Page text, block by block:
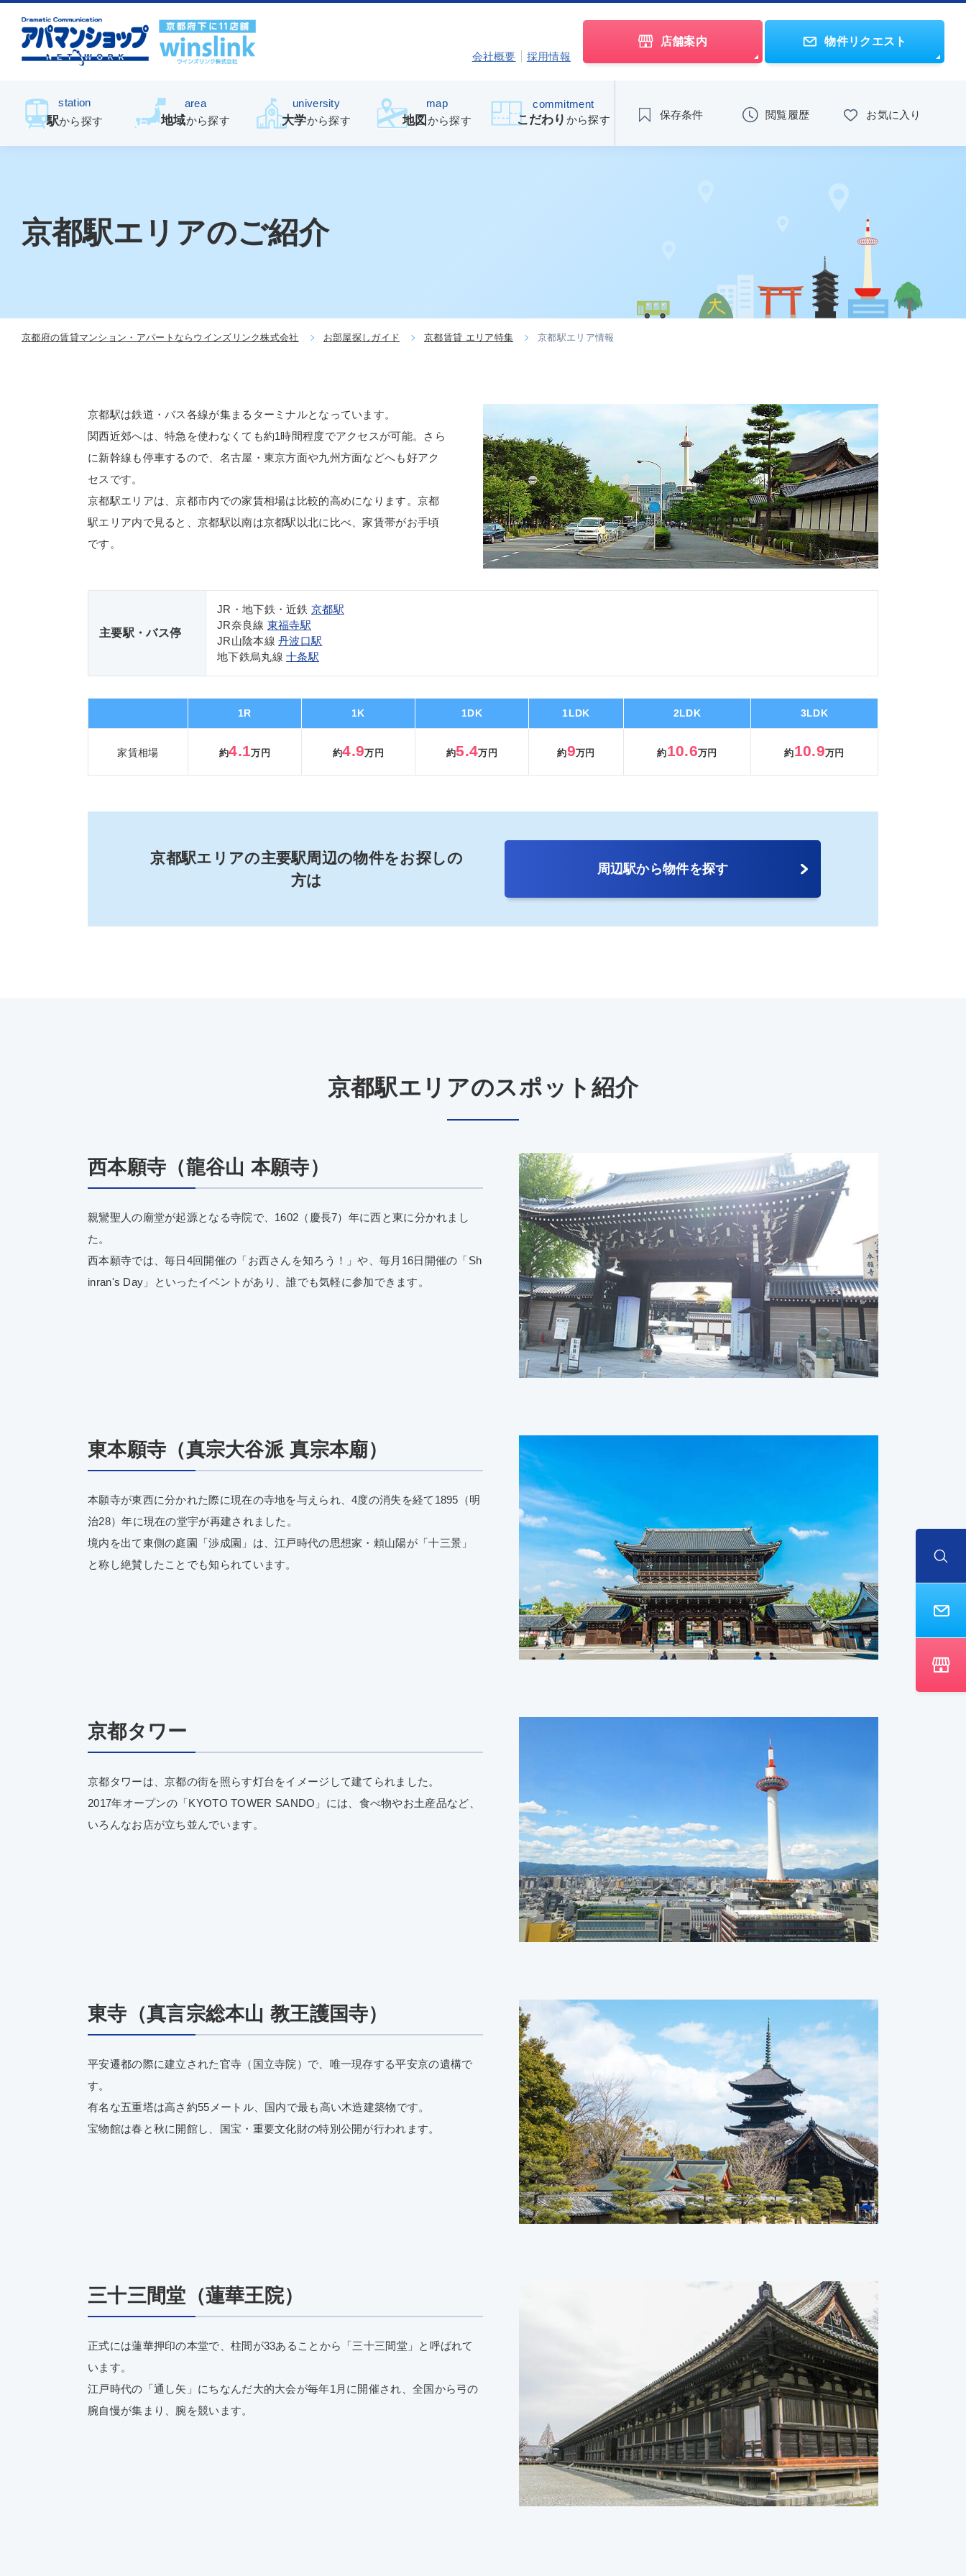
会社概要 採用情報
店舗案内 物件リクエスト
station
駅から探す
area
地域から探す
university
大学から探す
map
地図 から探す
commitment
こだわり から探す 保存条件 閲覧履歴 お気に入り
京都駅エリアのご紹介
京都府の賃貸マンション・アパートならウインズリンク株式会社 お部屋探しガイド 京都賃貸 エリア特集 京都駅エリア情報
京都駅は鉄道・バス各線が集まるターミナルとなっています。
関西近郊へは、特急を使わなくても約1時間程度でアクセスが可能。さら
に新幹線も停車するので、名古屋・東京方面や九州方面などへも好アク
セスです。
京都駅エリアは、京都市内での家賃相場は比較的高めになります。京都
駅エリア内で見ると、京都駅以南は京都駅以北に比べ、家賃帯がお手頃
です。
主要駅・バス停
JR・地下鉄・近鉄 京都駅
JR奈良線 東福寺駅
JR山陰本線丹波口駅
地下鉄烏丸線十条駅
1R 1K 1DK 1LDK 2LDK 3LDK
家賃相場 約4.1万円 約4.9万円 約5.4万円 約9万円 約10.6万円 約10.9万円
京都駅エリアの主要駅周辺の物件をお探しの
方は
周辺駅から物件を探す
京都駅エリアのスポット紹介
西本願寺（龍谷山 本願寺）
親鸞聖人の廟堂が起源となる寺院で、1602（慶長7）年に西と東に分かれまし
た。
西本願寺では、毎日4回開催の「お西さんを知ろう！」や、毎月16日開催の「Sh
inran's Day」といったイベントがあり、誰でも気軽に参加できます。
東本願寺（真宗大谷派 真宗本廟）
本願寺が東西に分かれた際に現在の寺地を与えられ、4度の消失を経て1895（明
治28）年に現在の堂宇が再建されました。
境内を出て東側の庭園「渉成園」は、江戸時代の思想家・頼山陽が「十三景」
と称し絶賛したことでも知られています。
京都タワー
京都タワーは、京都の街を照らす灯台をイメージして建てられました。
2017年オープンの「KYOTO TOWER SANDO」には、食べ物やお土産品など、
いろんなお店が立ち並んでいます。
東寺（真言宗総本山 教王護国寺）
平安遷都の際に建立された官寺（国立寺院）で、唯一現存する平安京の遺構で
す。
有名な五重塔は高さ約55メートル、国内で最も高い木造建築物です。
宝物館は春と秋に開館し、国宝・重要文化財の特別公開が行われます。
三十三間堂（蓮華王院）
正式には蓮華押印の本堂で、柱間が33あることから「三十三間堂」と呼ばれて
います。
江戸時代の「通し矢」にちなんだ大的大会が毎年1月に開催され、全国から弓の
腕自慢が集まり、腕を競います。